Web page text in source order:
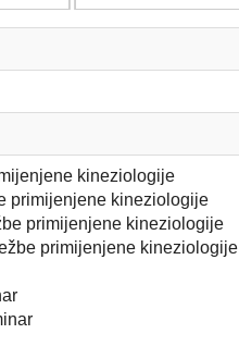
kineziologije
primijenjene kineziologije
primijenjene kineziologije
primijenjene kineziologije